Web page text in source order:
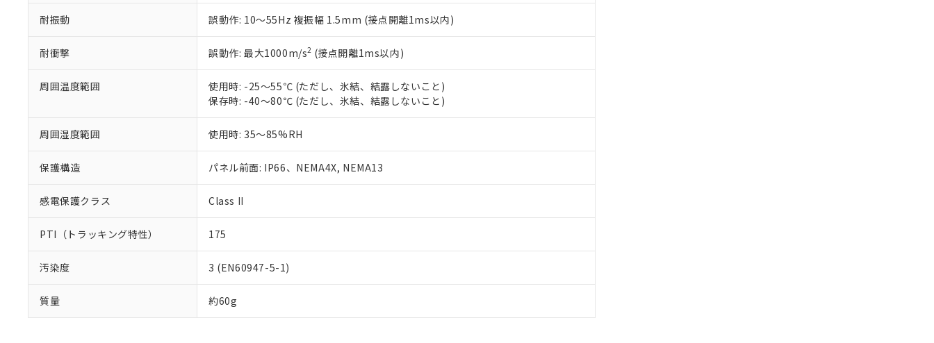
耐振動 誤動作: 10～55Hz 複振幅 1.5mm (接点開離1ms以内)
耐衝撃 誤動作: 最大1000m/s2 (接点開離1ms以内)
周囲温度範囲
使用時: -25～55℃ (ただし、氷結、結露しないこと)
保存時: -40～80℃ (ただし、氷結、結露しないこと)
周囲湿度範囲 使用時: 35～85%RH
保護構造 パネル前面: IP66、NEMA4X, NEMA13
感電保護クラス Class II
PTI（トラッキング特性） 175
汚染度 3 (EN60947-5-1)
質量 約60g